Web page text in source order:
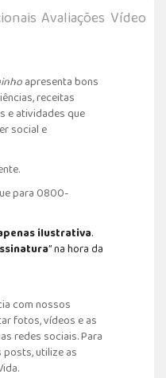
Avaliações Vídeo
apresenta bons
receitas
e atividades que
social e
para 0800-
ilustrativa.
” na hora da
com nossos
fotos, vídeos e as
redes sociais. Para
utilize as